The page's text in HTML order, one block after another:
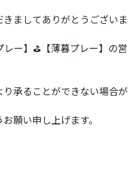
ましてありがとうございま
ー】⛳【薄暮プレー】の営
承ることができない場合が
願い申し上げます。